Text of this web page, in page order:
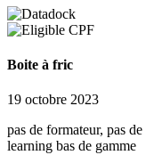
Boite à fric
19 octobre 2023
pas de formateur, pas
learning bas de gamme